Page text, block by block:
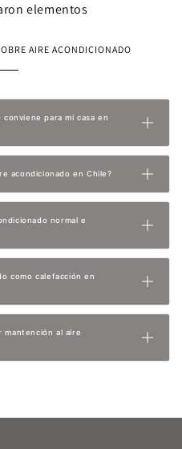
elementos
AIRE ACONDICIONADO
para mi casa en
acondicionado en Chile?
normal e
como calefacción en
mantención al aire